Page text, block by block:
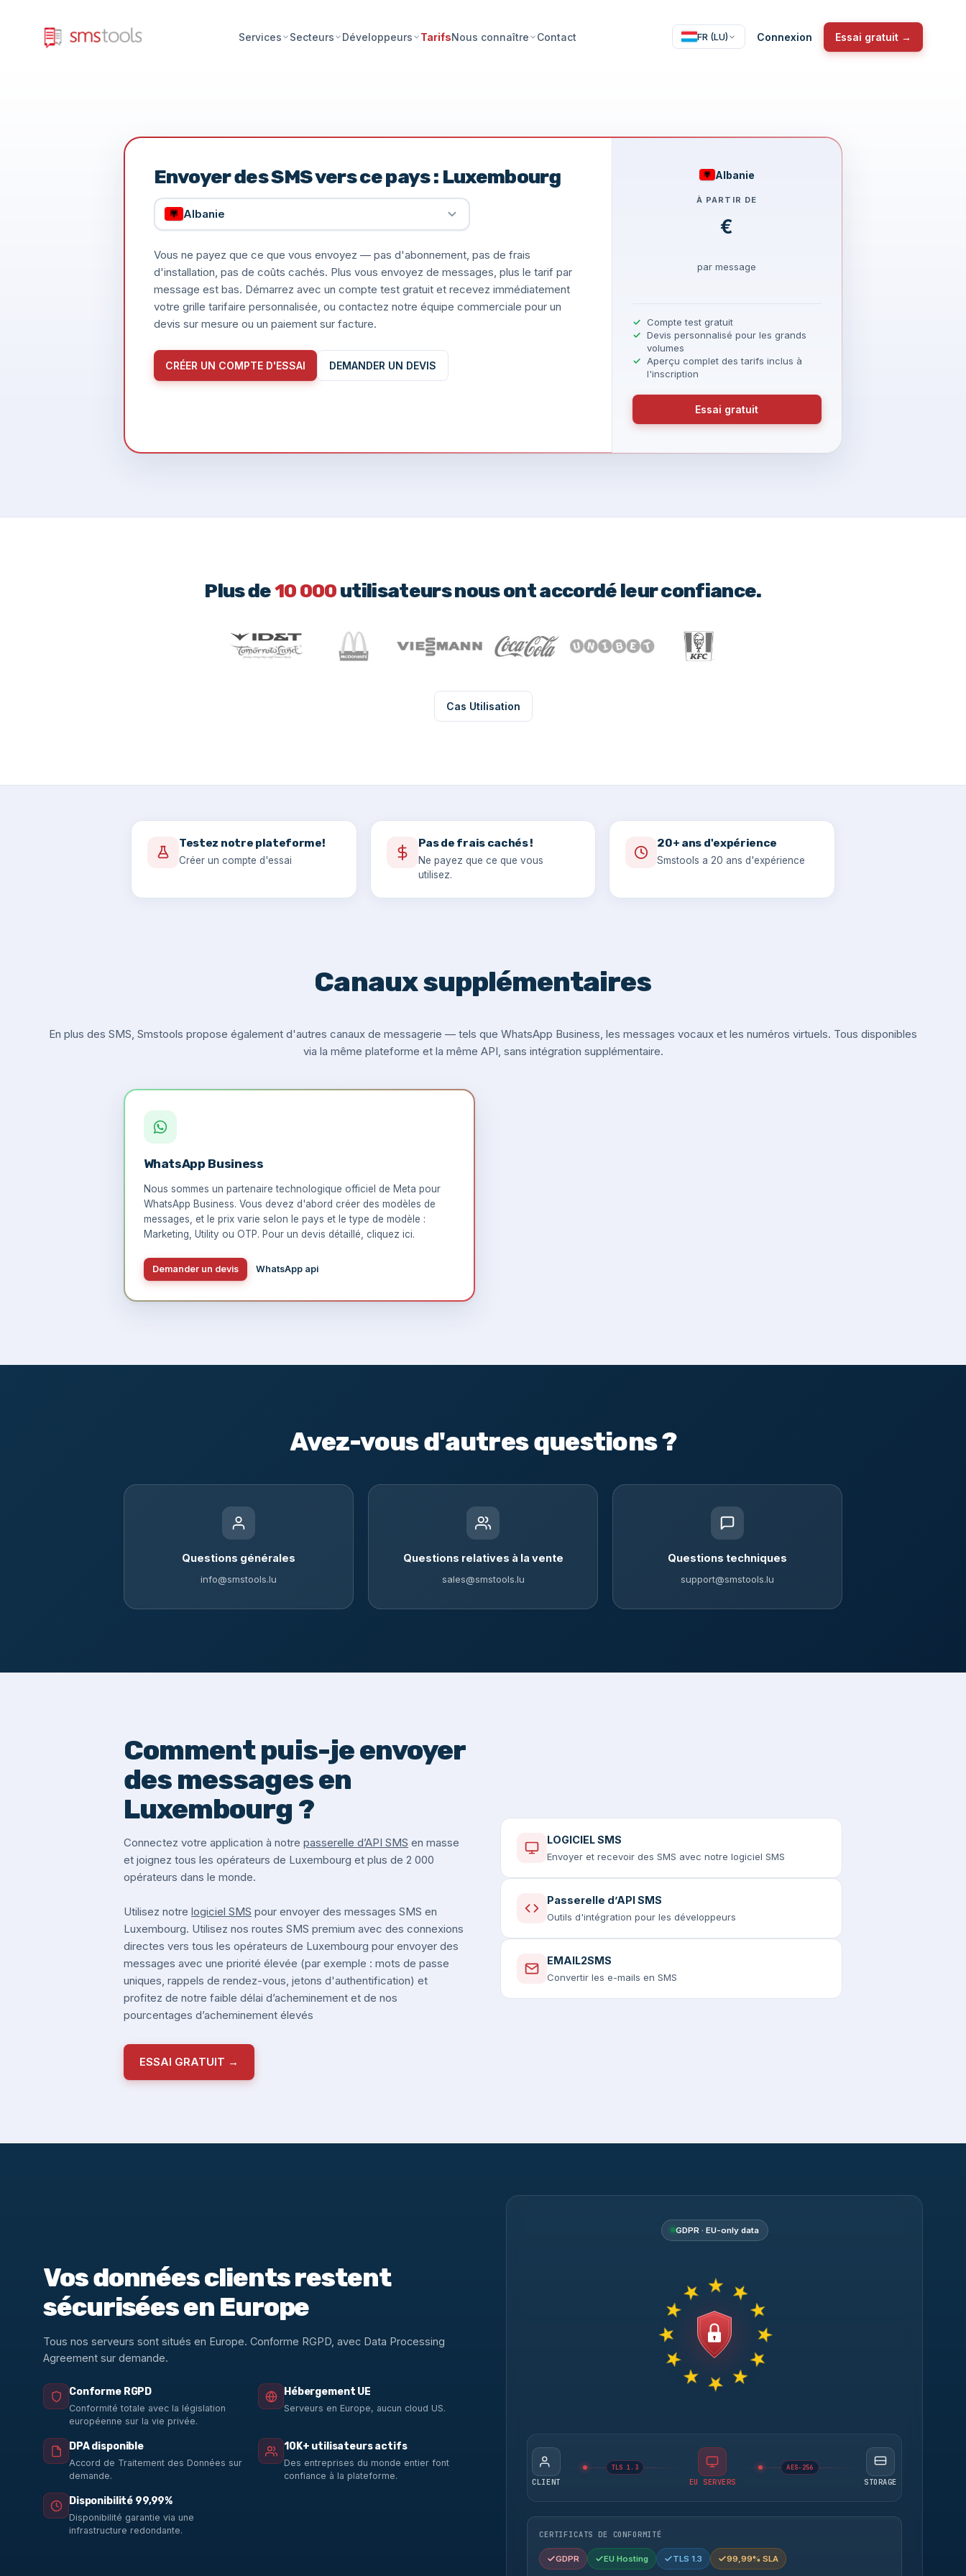
Services Secteurs Développeurs TarifsNous connaître Contact FR (LU) Connexion Essai gratuit →
Plus de10 000utilisateurs nous ont accordé leur confiance.
Cas Utilisation
Testez notre plateforme!
Créer un compte d'essai
Pas de frais cachés !
Ne payez que ce que vous
utilisez.
20+ ans d'expérience
Smstools a 20 ans d'expérience
Envoyer des SMS vers ce pays : Luxembourg
Albanie
Vous ne payez que ce que vous envoyez — pas d'abonnement, pas de frais
d'installation, pas de coûts cachés. Plus vous envoyez de messages, plus le tarif par
message est bas. Démarrez avec un compte test gratuit et recevez immédiatement
votre grille tarifaire personnalisée, ou contactez notre équipe commerciale pour un
devis sur mesure ou un paiement sur facture.
CRÉER UN COMPTE D'ESSAI DEMANDER UN DEVIS
Albanie
À PARTIR DE
€
par message
Compte test gratuit
Devis personnalisé pour les grands
volumes
Aperçu complet des tarifs inclus à
l'inscription
Essai gratuit
Canaux supplémentaires
En plus des SMS, Smstools propose également d'autres canaux de messagerie — tels que WhatsApp Business, les messages vocaux et les numéros virtuels. Tous disponibles
via la même plateforme et la même API, sans intégration supplémentaire.
WhatsApp Business
Nous sommes un partenaire technologique officiel de Meta pour
WhatsApp Business. Vous devez d'abord créer des modèles de
messages, et le prix varie selon le pays et le type de modèle :
Marketing, Utility ou OTP. Pour un devis détaillé, cliquez ici.
Demander un devis WhatsApp api
Avez-vous d'autres questions ?
Questions générales
info@smstools.lu
Questions relatives à la vente
sales@smstools.lu
Questions techniques
support@smstools.lu
Comment puis-je envoyer
des messages en
Luxembourg ?
Connectez votre application à notre passerelle d’API SMS en masse
et joignez tous les opérateurs de Luxembourg et plus de 2 000
opérateurs dans le monde.
Utilisez notre logiciel SMS pour envoyer des messages SMS en
Luxembourg. Utilisez nos routes SMS premium avec des connexions
directes vers tous les opérateurs de Luxembourg pour envoyer des
messages avec une priorité élevée (par exemple : mots de passe
uniques, rappels de rendez-vous, jetons d'authentification) et
profitez de notre faible délai d’acheminement et de nos
pourcentages d’acheminement élevés
ESSAI GRATUIT →
LOGICIEL SMS
Envoyer et recevoir des SMS avec notre logiciel SMS
Passerelle d’API SMS
Outils d'intégration pour les développeurs
EMAIL2SMS
Convertir les e-mails en SMS
Vos données clients restent
sécurisées en Europe
Tous nos serveurs sont situés en Europe. Conforme RGPD, avec Data Processing
Agreement sur demande.
Conforme RGPD
Conformité totale avec la législation
européenne sur la vie privée.
Hébergement UE
Serveurs en Europe, aucun cloud US.
DPA disponible
Accord de Traitement des Données sur
demande.
10K+ utilisateurs actifs
Des entreprises du monde entier font
confiance à la plateforme.
Disponibilité 99,99%
Disponibilité garantie via une
infrastructure redondante.
GDPR · EU-only data
CLIENT
TLS 1.3
EU SERVERS
AES-256
STORAGE
CERTIFICATS DE CONFORMITÉ
GDPR EU Hosting TLS 1.3 99,99% SLA